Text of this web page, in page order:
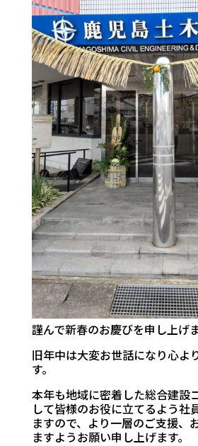
謹んで新春のお慶びを申し上げま
旧年中は大変お世話になり心よ
す。
本年も地域に密着した総合建設
して皆様のお役に立てるよう社
ますので、より一層のご支援、
ますようお願い申し上げます。